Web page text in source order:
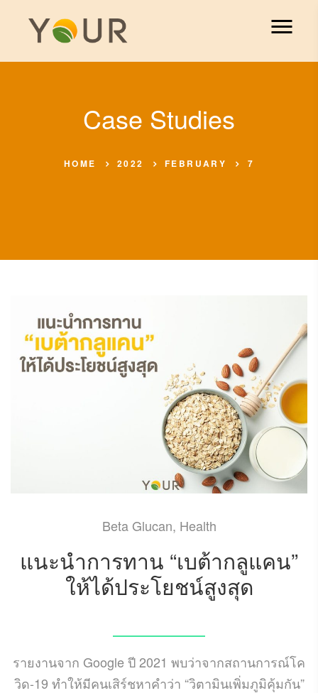
Case Studies
HOME 2022 FEBRUARY 7
Beta Glucan, Health
แนะนำการทาน “เบต้ากลูแคน”
ให้ได้ประโยชน์สูงสุด
รายงานจาก Google ปี 2021 พบว่าจากสถานการณ์โค
วิด-19 ทำให้มีคนเสิร์ชหาคำว่า “วิตามินเพิ่มภูมิคุ้มกัน”